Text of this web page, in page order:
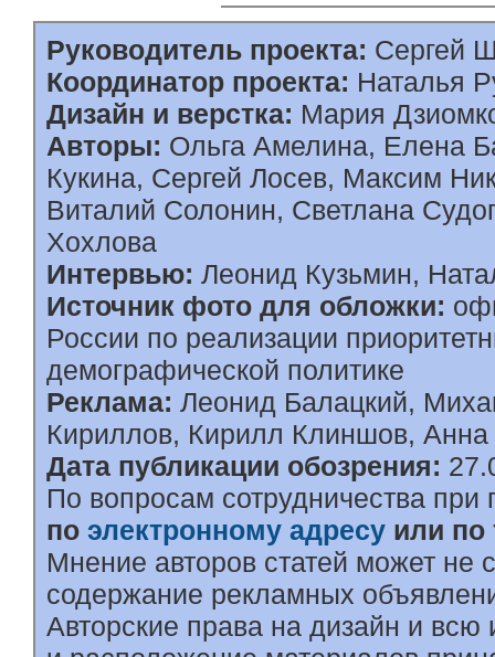
Руководитель проекта: Сергей
Координатор проекта: Наталья
Дизайн и верстка: Мария
Авторы: Ольга Амелина, Елена
Кукина, Сергей Лосев, Максим
Виталий Солонин, Светлана
Хохлова
Интервью: Леонид Кузьмин,
Источник фото для обложки:
России по реализации
демографической политике
Реклама: Леонид Балацкий,
Кириллов, Кирилл Клиншов,
Дата публикации обозрения:
По вопросам сотрудничества при
по электронному адресу или
Мнение авторов статей может не
содержание рекламных
Авторские права на дизайн и